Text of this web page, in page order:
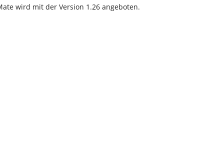
wird mit der Version 1.26 angeboten.